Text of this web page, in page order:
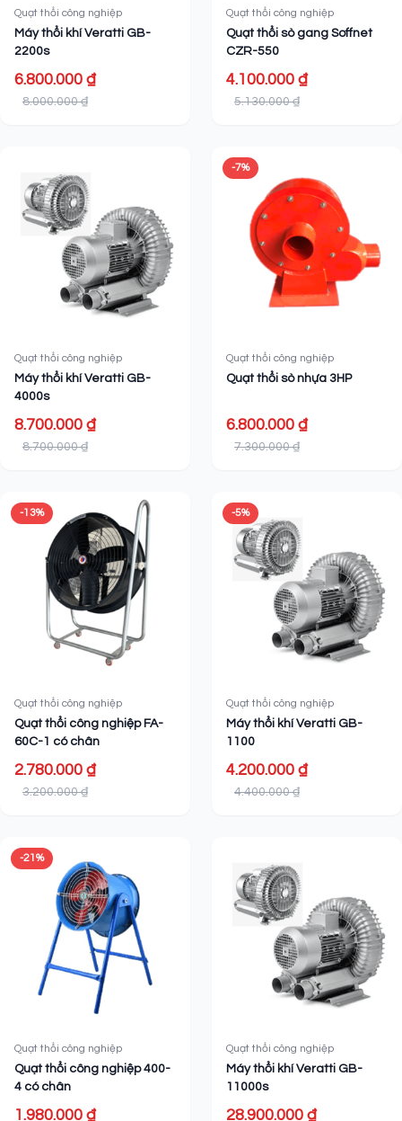
Quạt thổi công nghiệp
Máy thổi khí Veratti GB-
2200s
6.800.000 ₫
8.000.000 ₫
Quạt thổi công nghiệp
Quạt thổi sò gang Soffnet
CZR-550
4.100.000 ₫
5.130.000 ₫
Quạt thổi công nghiệp
Máy thổi khí Veratti GB-
4000s
8.700.000 ₫
8.700.000 ₫
-7%
Quạt thổi công nghiệp
Quạt thổi sò nhựa 3HP
6.800.000 ₫
7.300.000 ₫
-13%
Quạt thổi công nghiệp
Quạt thổi công nghiệp FA-
60C-1 có chân
2.780.000 ₫
3.200.000 ₫
-5%
Quạt thổi công nghiệp
Máy thổi khí Veratti GB-
1100
4.200.000 ₫
4.400.000 ₫
-21%
Quạt thổi công nghiệp
Quạt thổi công nghiệp 400-
4 có chân
1.980.000 ₫
Quạt thổi công nghiệp
Máy thổi khí Veratti GB-
11000s
28.900.000 ₫